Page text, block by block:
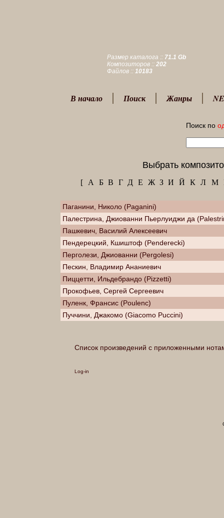
Размер каталога :: 71.1 Gb
Композиторов :: 202
Файлов :: 10183
В начало Поиск Жанры
Поиск по
Выбрать
[ А Б В Г Д Е Ж З И Й К Л М
Паганини, Николо (Paganini)
Палестрина, Джиованни Пьерлуиджи да
Пашкевич, Василий Алексеевич
Пендерецкий, Кшиштоф (Penderecki)
Перголези, Джиованни (Pergolesi)
Пескин, Владимир Ананиевич
Пиццетти, Ильдебрандо (Pizzetti)
Прокофьев, Сергей Сергеевич
Пуленк, Франсис (Poulenc)
Пуччини, Джакомо (Giacomo Puccini)
Список произведений с приложенными
Log-in